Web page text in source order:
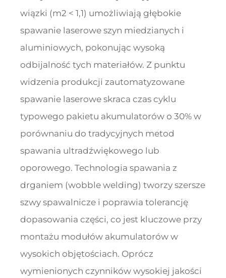
wiązki (m2 < 1,1) umożliwiają głębokie
spawanie laserowe szyn miedzianych i
aluminiowych, pokonując wysoką
odbijalność tych materiałów. Z punktu
widzenia produkcji zautomatyzowane
spawanie laserowe skraca czas cyklu
typowego pakietu akumulatorów o 30% w
porównaniu do tradycyjnych metod
spawania ultradźwiękowego lub
oporowego. Technologia spawania z
drganiem (wobble welding) tworzy szersze
szwy spawalnicze i poprawia tolerancję
dopasowania części, co jest kluczowe przy
montażu modułów akumulatorów w
wysokich objętościach. Oprócz
wymienionych czynników wysokiej jakości